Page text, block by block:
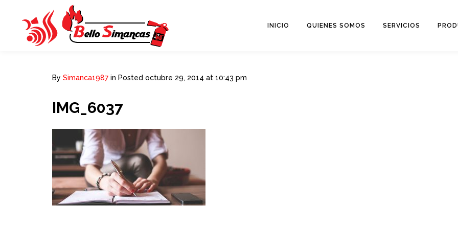
INICIO QUIENES SOMOS SERVICIOS
By Simanca1987 in Posted octubre 29, 2014 at 10:43 pm
IMG_6037